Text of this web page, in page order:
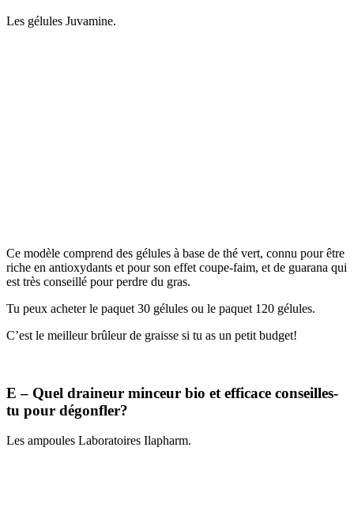
Les gélules Juvamine.
Ce modèle comprend des gélules à base de thé vert, connu pour être
riche en antioxydants et pour son effet coupe-faim, et de guarana qui
est très conseillé pour perdre du gras.
Tu peux acheter le paquet 30 gélules ou le paquet 120 gélules.
C’est le meilleur brûleur de graisse si tu as un petit budget!
E – Quel draineur minceur bio et efficace conseilles-
tu pour dégonfler?
Les ampoules Laboratoires Ilapharm.